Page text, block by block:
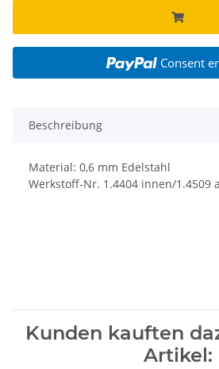
Consent
Beschreibung
Material: 0,6 mm Edelstahl
Werkstoff-Nr. 1.4404 innen/1.4509
Kunden kauften
Artikel: